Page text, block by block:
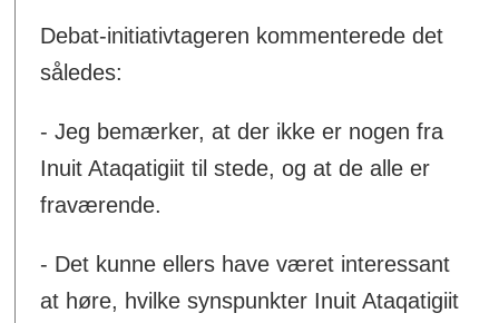
Debat-initiativtageren kommenterede det
således:
- Jeg bemærker, at der ikke er nogen fra
Inuit Ataqatigiit til stede, og at de alle er
fraværende.
- Det kunne ellers have været interessant
at høre, hvilke synspunkter Inuit Ataqatigiit